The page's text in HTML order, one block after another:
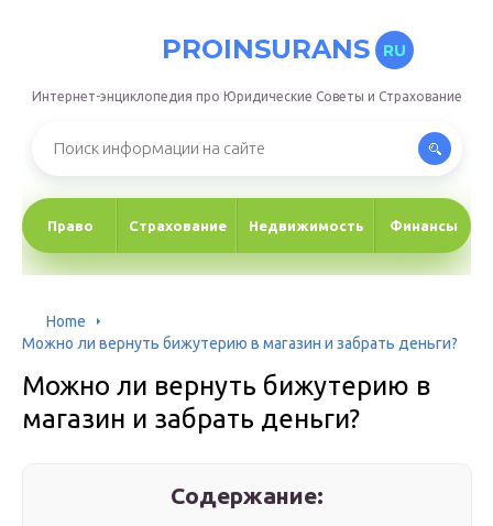
PROINSURANS RU
Интернет-энциклопедия про Юридические Советы и Страхование
Право Страхование Недвижимость Финансы
Home
Можно ли вернуть бижутерию в магазин и забрать деньги?
Можно ли вернуть бижутерию в
магазин и забрать деньги?
Содержание: